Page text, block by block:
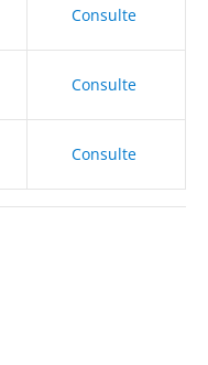
Consulte
Consulte
Consulte